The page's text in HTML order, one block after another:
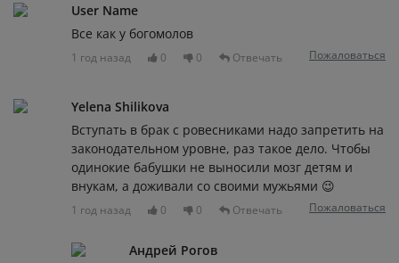
User Name
Все как у богомолов
1 год назад 0 0 Отвечать Пожаловаться
Yelena Shilikova
Вступать в брак с ровесниками надо запретить на
законодательном уровне, раз такое дело. Чтобы
одинокие бабушки не выносили мозг детям и
внукам, а доживали со своими мужьями 😉
1 год назад 0 0 Отвечать Пожаловаться
Андрей Рогов